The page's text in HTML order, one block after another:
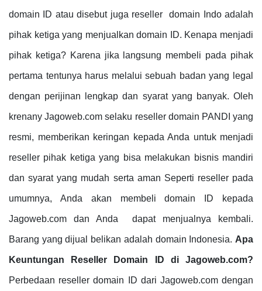
domain ID atau disebut juga reseller domain Indo adalah
pihak ketiga yang menjualkan domain ID. Kenapa menjadi
pihak ketiga? Karena jika langsung membeli pada pihak
pertama tentunya harus melalui sebuah badan yang legal
dengan perijinan lengkap dan syarat yang banyak. Oleh
krenany Jagoweb.com selaku reseller domain PANDI yang
resmi, memberikan keringan kepada Anda untuk menjadi
reseller pihak ketiga yang bisa melakukan bisnis mandiri
dan syarat yang mudah serta aman Seperti reseller pada
umumnya, Anda akan membeli domain ID kepada
Jagoweb.com dan Anda dapat menjualnya kembali.
Barang yang dijual belikan adalah domain Indonesia. Apa
Keuntungan Reseller Domain ID di Jagoweb.com?
Perbedaan reseller domain ID dari Jagoweb.com dengan